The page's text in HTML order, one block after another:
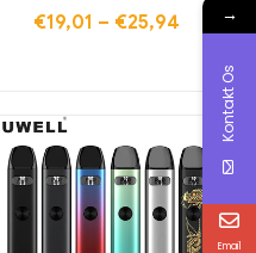
batteri
€19,01 – €25,94 →
Kontakt Os
Email